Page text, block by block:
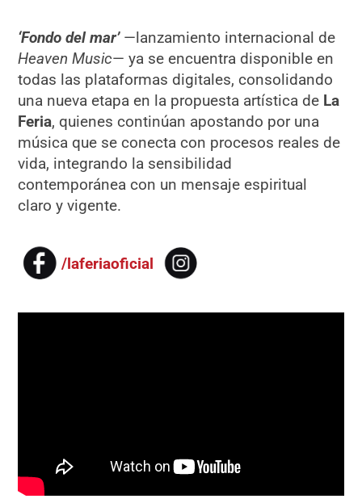
‘Fondo del mar’ —lanzamiento internacional de
Heaven Music— ya se encuentra disponible en
todas las plataformas digitales, consolidando
una nueva etapa en la propuesta artística de La
Feria, quienes continúan apostando por una
música que se conecta con procesos reales de
vida, integrando la sensibilidad
contemporánea con un mensaje espiritual
claro y vigente.
/laferiaoficial